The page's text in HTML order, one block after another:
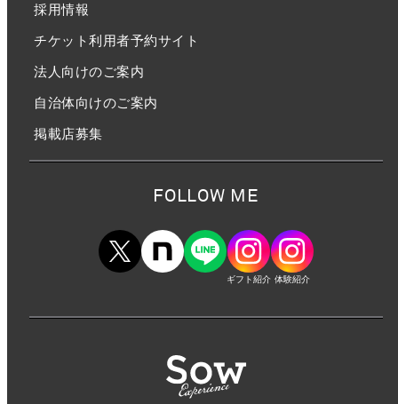
採用情報
チケット利用者予約サイト
法人向けのご案内
自治体向けのご案内
掲載店募集
FOLLOW ME
ギフト紹介 体験紹介